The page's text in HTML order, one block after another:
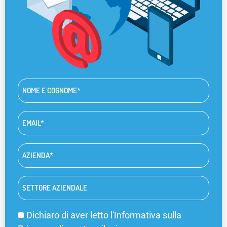
Nome
e
cognome
Email
*
Azienda
*
Settore
aziendale
Privacy
Dichiaro di aver letto l'Informativa sulla